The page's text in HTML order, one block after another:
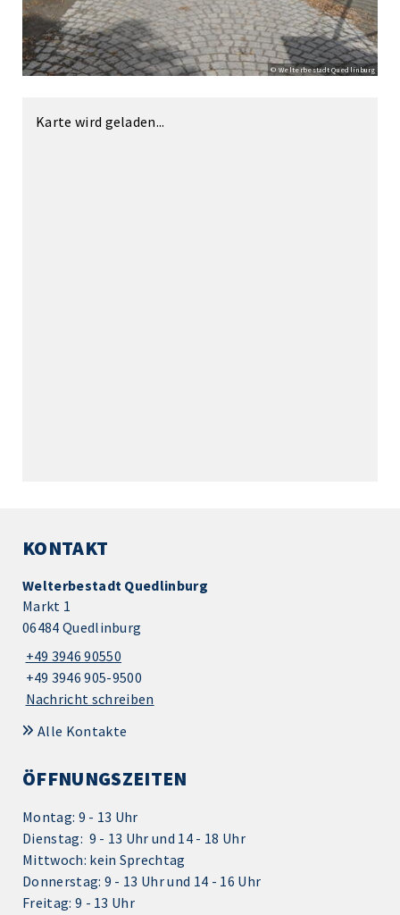
© Welterbestadt Quedlinburg
Karte wird geladen...
KONTAKT
Welterbestadt Quedlinburg
Markt 1
06484 Quedlinburg
+49 3946 90550
+49 3946 905-9500
Nachricht schreiben
Alle Kontakte
ÖFFNUNGSZEITEN
Montag: 9 - 13 Uhr
Dienstag: 9 - 13 Uhr und 14 - 18 Uhr
Mittwoch: kein Sprechtag
Donnerstag: 9 - 13 Uhr und 14 - 16 Uhr
Freitag: 9 - 13 Uhr